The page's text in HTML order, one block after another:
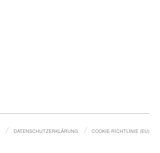
DATENSCHUTZ­ERKLÄRUNG COOKIE-RICHTLINIE (EU)